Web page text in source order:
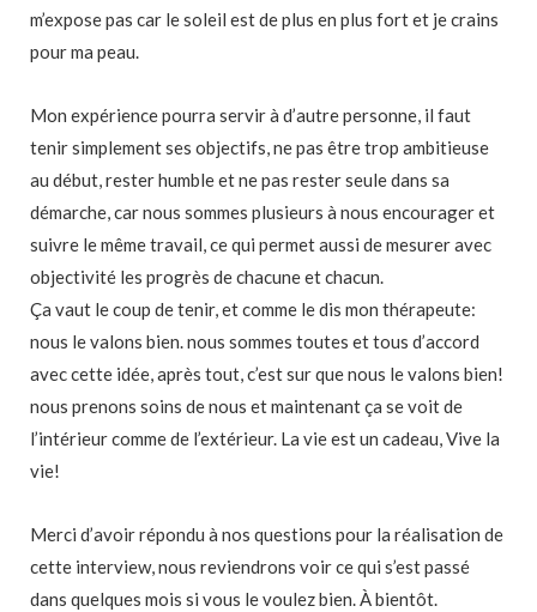
m’expose pas car le soleil est de plus en plus fort et je crains
pour ma peau.
Mon expérience pourra servir à d’autre personne, il faut
tenir simplement ses objectifs, ne pas être trop ambitieuse
au début, rester humble et ne pas rester seule dans sa
démarche, car nous sommes plusieurs à nous encourager et
suivre le même travail, ce qui permet aussi de mesurer avec
objectivité les progrès de chacune et chacun.
Ça vaut le coup de tenir, et comme le dis mon thérapeute:
nous le valons bien. nous sommes toutes et tous d’accord
avec cette idée, après tout, c’est sur que nous le valons bien!
nous prenons soins de nous et maintenant ça se voit de
l’intérieur comme de l’extérieur. La vie est un cadeau, Vive la
vie!
Merci d’avoir répondu à nos questions pour la réalisation de
cette interview, nous reviendrons voir ce qui s’est passé
dans quelques mois si vous le voulez bien. À bientôt.